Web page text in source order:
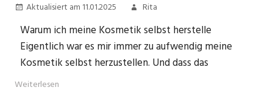
Aktualisiert am 11.01.2025 Rita
Warum ich meine Kosmetik selbst herstelle
Eigentlich war es mir immer zu aufwendig meine
Kosmetik selbst herzustellen. Und dass das
Weiterlesen